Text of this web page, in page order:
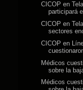
CICOP en
participará
CICOP en
sectores
CICOP en
Médicos
sobre la
Médicos